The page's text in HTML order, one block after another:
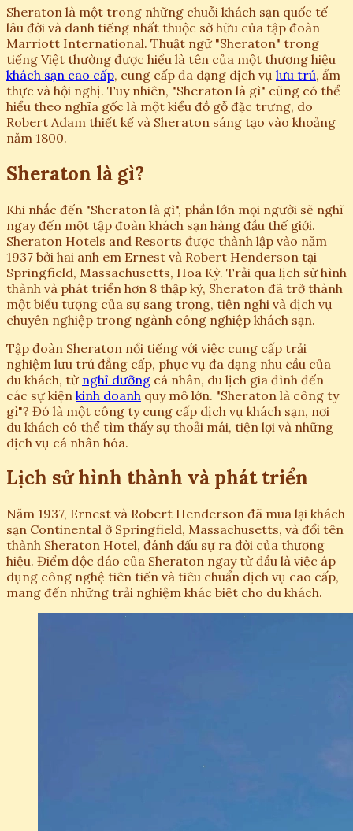
Sheraton là một trong những chuỗi khách sạn quốc tế
lâu đời và danh tiếng nhất thuộc sở hữu của tập đoàn
Marriott International. Thuật ngữ "Sheraton" trong
tiếng Việt thường được hiểu là tên của một thương hiệu
khách sạn cao cấp, cung cấp đa dạng dịch vụ lưu trú, ẩm
thực và hội nghị. Tuy nhiên, "Sheraton là gì" cũng có thể
hiểu theo nghĩa gốc là một kiểu đồ gỗ đặc trưng, do
Robert Adam thiết kế và Sheraton sáng tạo vào khoảng
năm 1800.
Sheraton là gì?
Khi nhắc đến "Sheraton là gì", phần lớn mọi người sẽ nghĩ
ngay đến một tập đoàn khách sạn hàng đầu thế giới.
Sheraton Hotels and Resorts được thành lập vào năm
1937 bởi hai anh em Ernest và Robert Henderson tại
Springfield, Massachusetts, Hoa Kỳ. Trải qua lịch sử hình
thành và phát triển hơn 8 thập kỷ, Sheraton đã trở thành
một biểu tượng của sự sang trọng, tiện nghi và dịch vụ
chuyên nghiệp trong ngành công nghiệp khách sạn.
Tập đoàn Sheraton nổi tiếng với việc cung cấp trải
nghiệm lưu trú đẳng cấp, phục vụ đa dạng nhu cầu của
du khách, từ nghỉ dưỡng cá nhân, du lịch gia đình đến
các sự kiện kinh doanh quy mô lớn. "Sheraton là công ty
gì"? Đó là một công ty cung cấp dịch vụ khách sạn, nơi
du khách có thể tìm thấy sự thoải mái, tiện lợi và những
dịch vụ cá nhân hóa.
Lịch sử hình thành và phát triển
Năm 1937, Ernest và Robert Henderson đã mua lại khách
sạn Continental ở Springfield, Massachusetts, và đổi tên
thành Sheraton Hotel, đánh dấu sự ra đời của thương
hiệu. Điểm độc đáo của Sheraton ngay từ đầu là việc áp
dụng công nghệ tiên tiến và tiêu chuẩn dịch vụ cao cấp,
mang đến những trải nghiệm khác biệt cho du khách.